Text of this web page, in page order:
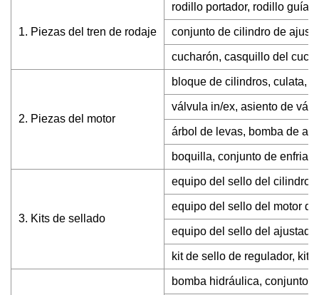
1. Piezas del tren de rodaje
rodillo portador, rodillo guía,
conjunto de cilindro de
cucharón, casquillo del
2. Piezas del motor
bloque de cilindros, culata,
válvula in/ex, asiento de
árbol de levas, bomba de
boquilla, conjunto de
3. Kits de sellado
equipo del sello del cilindro
equipo del sello del motor
equipo del sello del
kit de sello de regulador, kit
bomba hidráulica, conjunto